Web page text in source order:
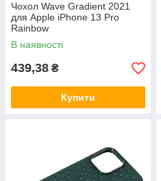
Чохол Wave Gradient 2021
для Apple iPhone 13 Pro
Rainbow
В наявності
439,38 ₴
Купити